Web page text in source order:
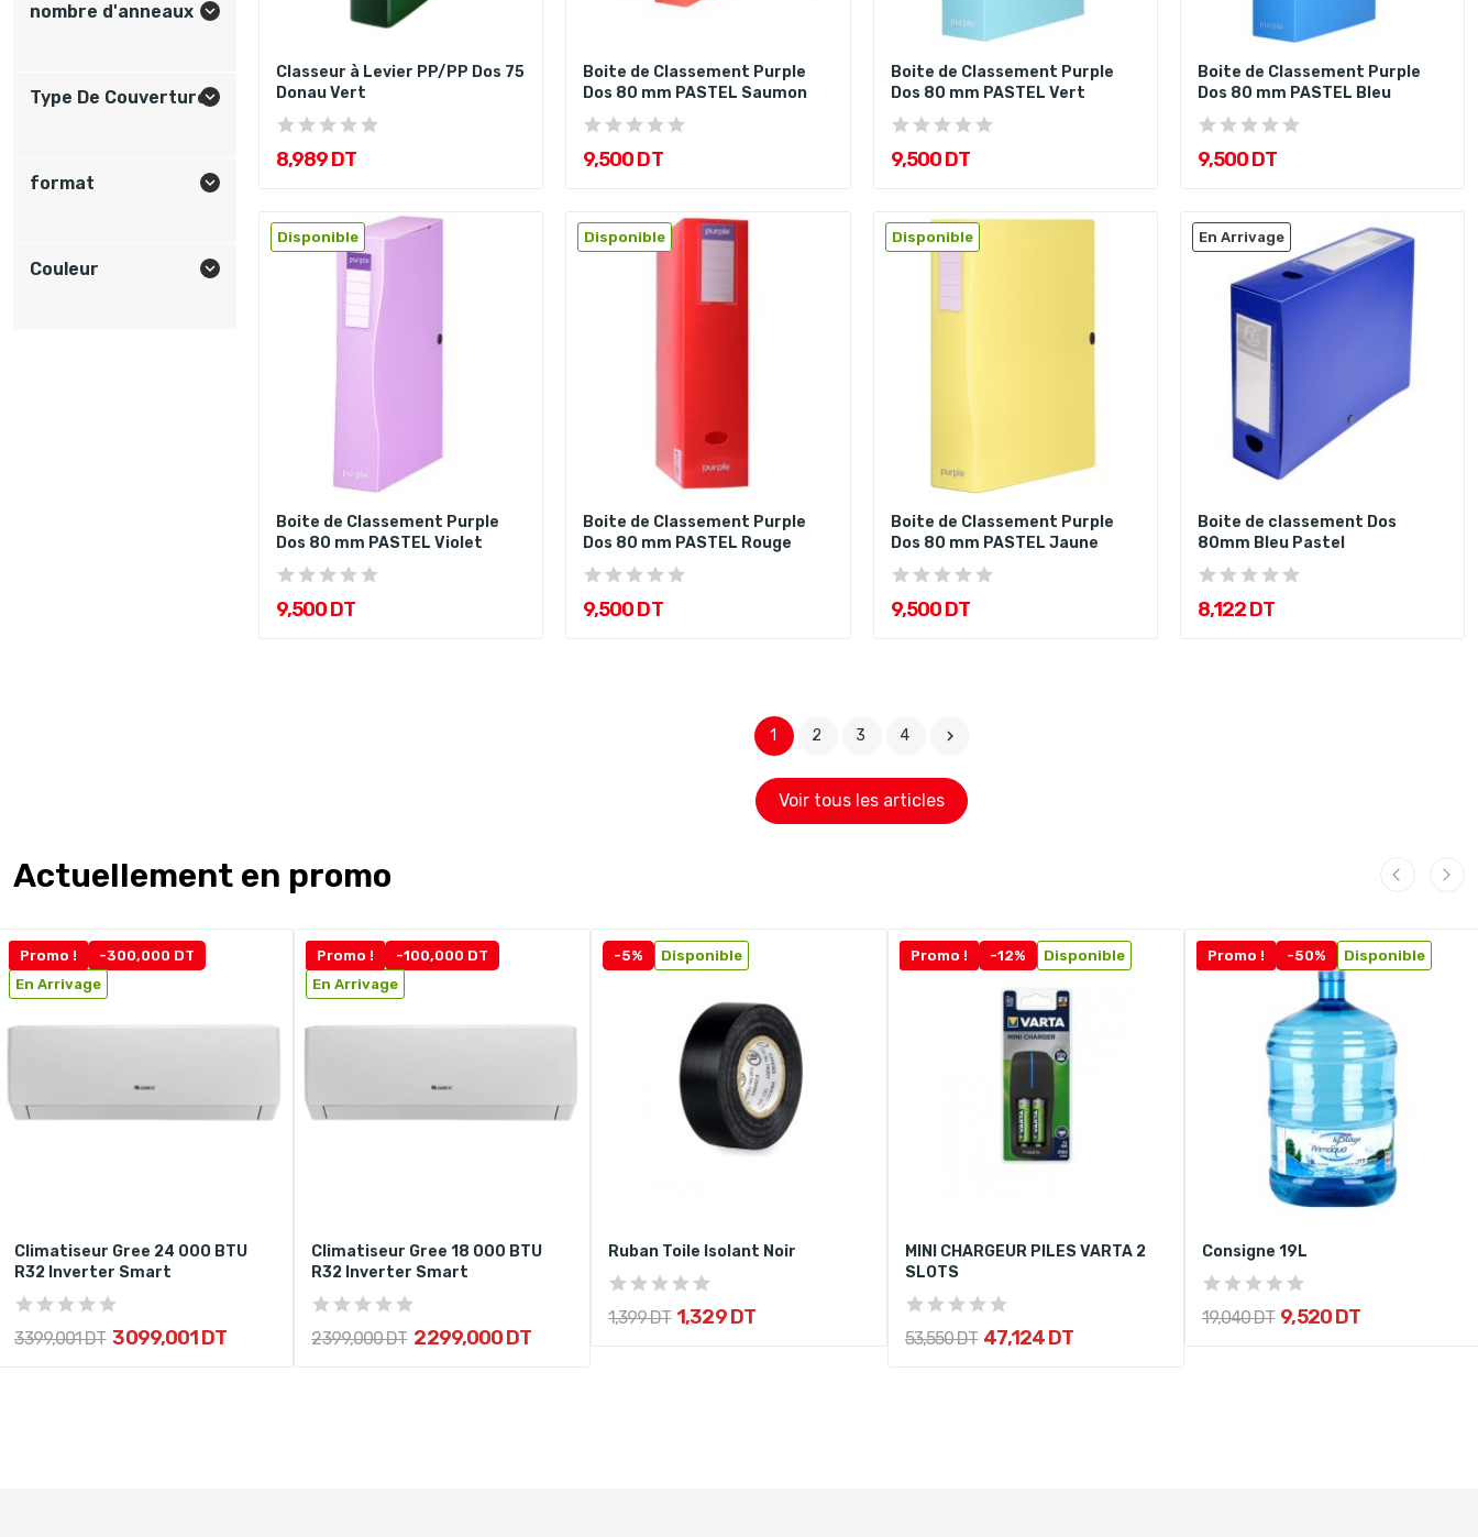
nombre d'anneaux 
Type De Couverture
format 
Couleur 
Classeur à Levier PP/PP Dos 75
Donau Vert
8,989 DT
Boite de Classement Purple
Dos 80 mm PASTEL Saumon
9,500 DT
Boite de Classement Purple
Dos 80 mm PASTEL Vert
9,500 DT
Boite de Classement Purple
Dos 80 mm PASTEL Bleu
9,500 DT
Disponible
Boite de Classement Purple
Dos 80 mm PASTEL Violet
9,500 DT
Disponible
Boite de Classement Purple
Dos 80 mm PASTEL Rouge
9,500 DT
Disponible
Boite de Classement Purple
Dos 80 mm PASTEL Jaune
9,500 DT
En Arrivage
Boite de classement Dos
80mm Bleu Pastel
8,122 DT
1 2 3 4 
Voir tous les articles
Actuellement en promo
Promo !
-300,000 DT
En Arrivage
Climatiseur Gree 24 000 BTU
R32 Inverter Smart
3 399,001 DT 3 099,001 DT
Promo !
-100,000 DT
En Arrivage
Climatiseur Gree 18 000 BTU
R32 Inverter Smart
2 399,000 DT 2 299,000 DT
-5% Disponible
Ruban Toile Isolant Noir
1,399 DT 1,329 DT
Promo ! -12% Disponible
MINI CHARGEUR PILES VARTA 2
SLOTS
53,550 DT 47,124 DT
Promo ! -50% Disponible
Consigne 19L
19,040 DT 9,520 DT